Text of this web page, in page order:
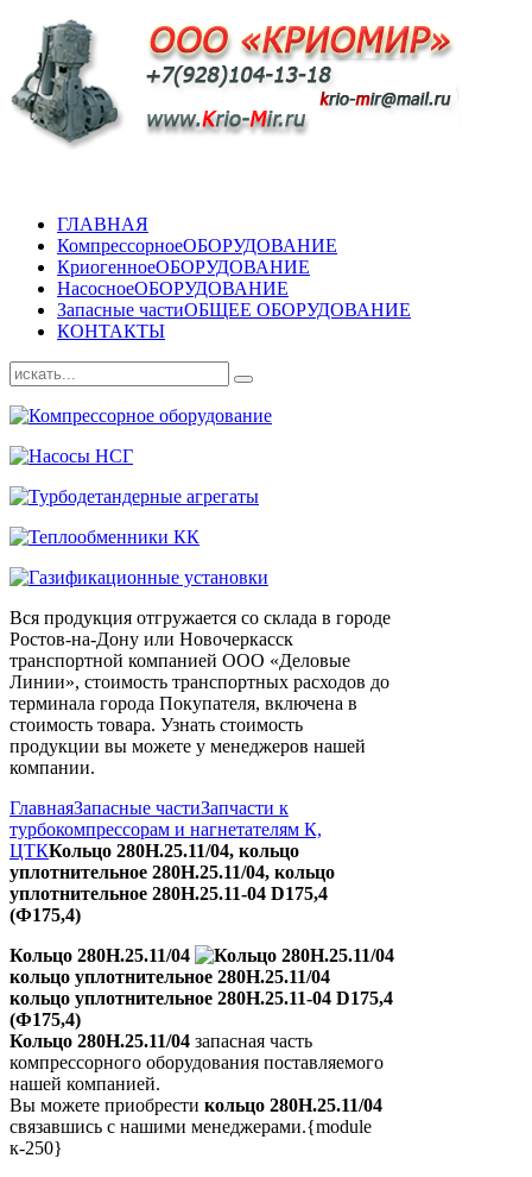
ГЛАВНАЯ
КомпрессорноеОБОРУДОВАНИЕ
КриогенноеОБОРУДОВАНИЕ
НасосноеОБОРУДОВАНИЕ
Запасные частиОБЩЕЕ ОБОРУДОВАНИЕ
КОНТАКТЫ
Вся продукция отгружается со склада в городе
Ростов-на-Дону или Новочеркасск
транспортной компанией ООО «Деловые
Линии», стоимость транспортных расходов до
терминала города Покупателя, включена в
стоимость товара. Узнать стоимость
продукции вы можете у менеджеров нашей
компании.
ГлавнаяЗапасные частиЗапчасти к
турбокомпрессорам и нагнетателям К,
ЦТККольцо 280Н.25.11/04, кольцо
уплотнительное 280Н.25.11/04, кольцо
уплотнительное 280Н.25.11-04 D175,4
(Ф175,4)
Кольцо 280Н.25.11/04
кольцо уплотнительное 280Н.25.11/04
кольцо уплотнительное 280Н.25.11-04 D175,4
(Ф175,4)
Кольцо 280Н.25.11/04 запасная часть
компрессорного оборудования поставляемого
нашей компанией.
Вы можете приобрести кольцо 280Н.25.11/04
связавшись с нашими менеджерами.{module
к-250}